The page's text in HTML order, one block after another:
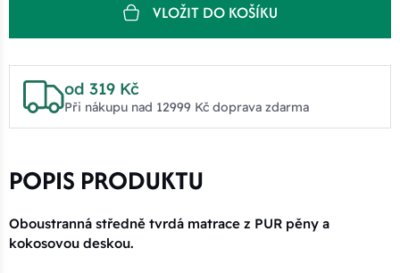
VLOŽIT DO KOŠÍKU
od 319 Kč
Při nákupu nad 12999 Kč doprava zdarma
POPIS PRODUKTU
Oboustranná středně tvrdá matrace z PUR pěny a
kokosovou deskou.